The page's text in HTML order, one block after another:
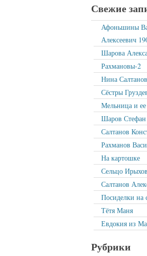
Свежие
Афоньшины
Алексеевич
Шарова
Рахмановы-2
Нина
Сёстры
Мельница и
Шаров Стефан
Салтанов
Рахманов
На картошке
Сельцо
Салтанов
Посиделки на
Тётя Маня
Евдокия из
Рубрики